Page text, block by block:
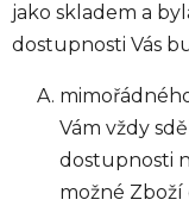
jako skladem a
dostupnosti Vás
Vám vždy
dostupnosti
možné Zboží